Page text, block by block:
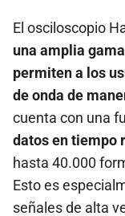
El osciloscopio
una amplia
permiten a los
de onda de
cuenta con una
datos en tiempo
hasta 40.000
Esto es
señales de alta